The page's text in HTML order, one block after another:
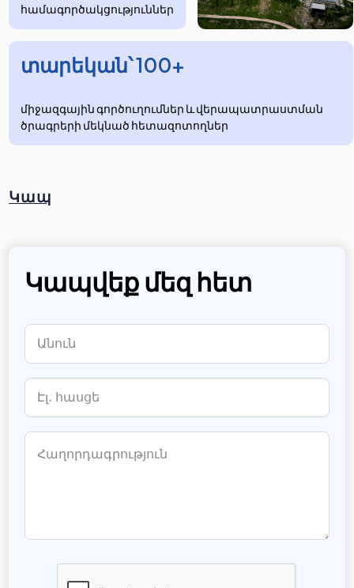
համագործակցություններ
տարեկան՝ 100+
միջազգային գործուղումներ և վերապատրաստման
ծրագրերի մեկնած հետազոտողներ
Կապ
Կապվեք մեզ հետ